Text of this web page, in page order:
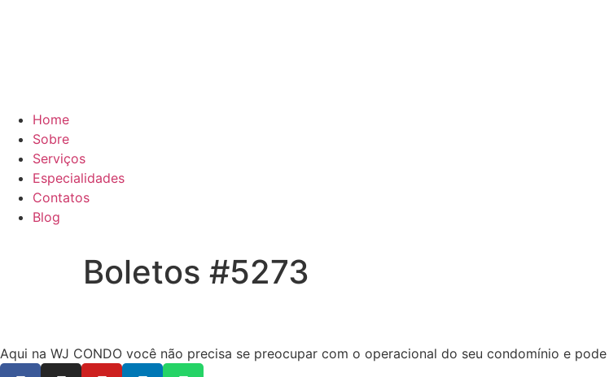
Home
Sobre
Serviços
Especialidades
Contatos
Blog
Boletos #5273
Aqui na WJ CONDO você não precisa se preocupar com o operacional do seu condomínio e